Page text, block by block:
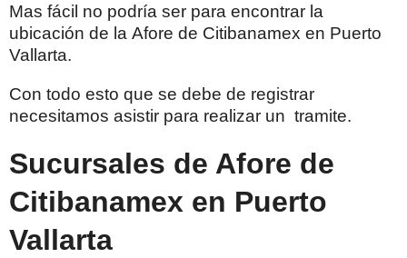
Mas fácil no podría ser para encontrar la
ubicación de la Afore de Citibanamex en Puerto
Vallarta.
Con todo esto que se debe de registrar
necesitamos asistir para realizar un tramite.
Sucursales de Afore de
Citibanamex en Puerto
Vallarta